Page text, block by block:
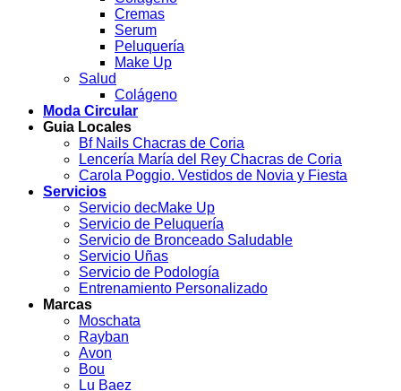
Cremas
Serum
Peluquería
Make Up
Salud
Colágeno
Moda Circular
Guia Locales
Bf Nails Chacras de Coria
Lencería María del Rey Chacras de Coria
Carola Poggio. Vestidos de Novia y Fiesta
Servicios
Servicio decMake Up
Servicio de Peluquería
Servicio de Bronceado Saludable
Servicio Uñas
Servicio de Podología
Entrenamiento Personalizado
Marcas
Moschata
Rayban
Avon
Bou
Lu Baez